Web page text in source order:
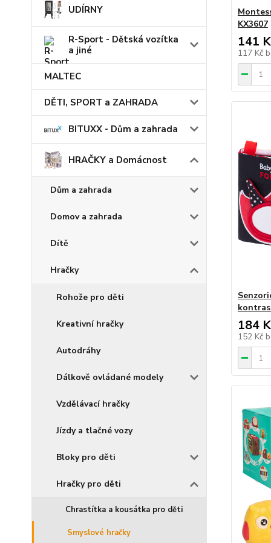
UDÍRNY
R-Sport - Dětská vozítka
a jiné
MALTEC
DĚTI, SPORT a ZAHRADA
BITUXX - Dům a zahrada
HRAČKY a Domácnost
Dům a zahrada
Domov a zahrada
Dítě
Hračky
Rohože pro děti
Kreativní hračky
Autodráhy
Dálkově ovládané modely
Vzdělávací hračky
Jízdy a tlačné vozy
Bloky pro děti
Hračky pro děti
Chrastítka a kousátka pro děti
Smyslové hračky
KX3607
141
117 Kč
184
152 Kč